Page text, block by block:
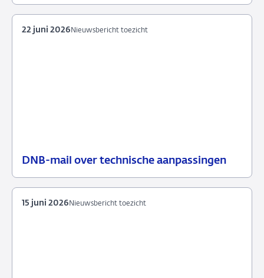
DNB-mail over technische aanpassingen
2026
Nieuwsbericht toezicht
22 juni 2026
Nieuwsbericht toezicht
15 juni 2026